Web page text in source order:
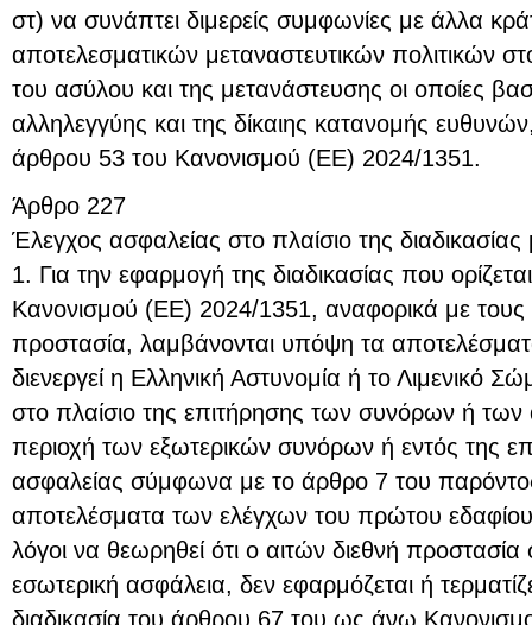
στ) να συνάπτει διμερείς συμφωνίες με άλλα
αποτελεσματικών μεταναστευτικών πολιτικών
του ασύλου και της μετανάστευσης οι οποίες
αλληλεγγύης και της δίκαιης κατανομής
άρθρου 53 του Κανονισμού (ΕΕ) 2024/1351.
Άρθρο 227
Έλεγχος ασφαλείας στο πλαίσιο της
1. Για την εφαρμογή της διαδικασίας που
Κανονισμού (ΕΕ) 2024/1351, αναφορικά με τους
προστασία, λαμβάνονται υπόψη τα
διενεργεί η Ελληνική Αστυνομία ή το Λιμενικό
στο πλαίσιο της επιτήρησης των συνόρων ή
περιοχή των εξωτερικών συνόρων ή εντός της
ασφαλείας σύμφωνα με το άρθρο 7 του
αποτελέσματα των ελέγχων του πρώτου
λόγοι να θεωρηθεί ότι ο αιτών διεθνή προστασία
εσωτερική ασφάλεια, δεν εφαρμόζεται ή
διαδικασία του άρθρου 67 του ως άνω